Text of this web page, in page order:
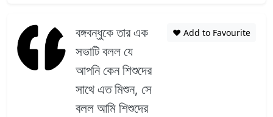
বঙ্গবন্ধুকে তার এক
সভাটি বলল যে
আপনি কেন শিশুদের
সাথে এত মিশুন, সে
বলল আমি শিশুদের
❤️ Add to Favourite